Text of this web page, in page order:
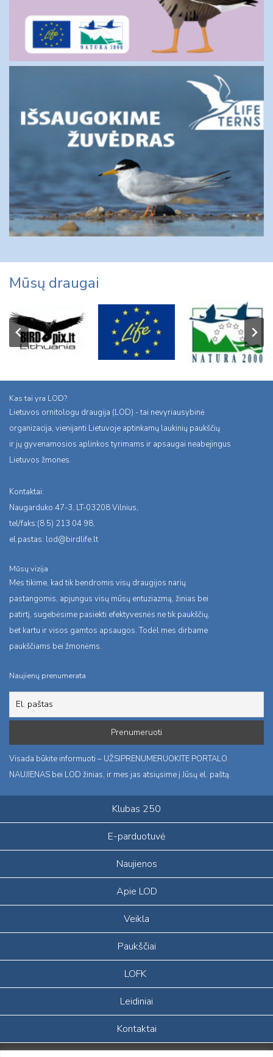
Mūsų draugai
Kas tai yra LOD?
Lietuvos ornitologu draugija (LOD) - tai nevyriausybinė
organizacija, vienijanti Lietuvoje aptinkamų laukinių paukščių
ir jų gyvenamosios aplinkos tyrimams ir apsaugai neabejingus
Lietuvos žmones.
Kontaktai:
Naugarduko 47-3, LT-03208 Vilnius,
tel/faks:(8 5) 213 04 98,
el.pastas: lod@birdlife.lt
Mūsų vizija
Mes tikime, kad tik bendromis visų draugijos narių
pastangomis, apjungus visų mūsų entuziazmą, žinias bei
patirtį, sugebėsime pasiekti efektyvesnės ne tik paukščių,
bet kartu ir visos gamtos apsaugos. Todėl mes dirbame
paukščiams bei žmonėms.
Naujienų prenumerata
Visada būkite informuoti – UŽSIPRENUMERUOKITE PORTALO
NAUJIENAS bei LOD žinias, ir mes jas atsiųsime į Jūsų el. paštą.
Klubas 250
E-parduotuvė
Naujienos
Apie LOD
Veikla
Paukščiai
LOFK
Leidiniai
Kontaktai